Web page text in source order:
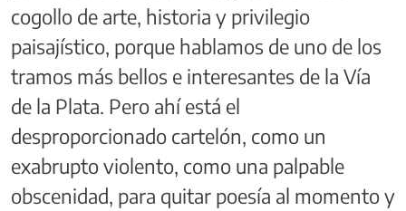
cogollo de arte, historia y privilegio
paisajístico, porque hablamos de uno de los
tramos más bellos e interesantes de la Vía
de la Plata. Pero ahí está el
desproporcionado cartelón, como un
exabrupto violento, como una palpable
obscenidad, para quitar poesía al momento y